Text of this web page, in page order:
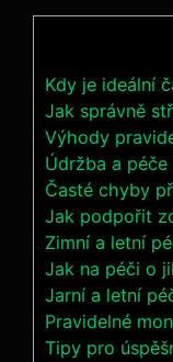
Kdy je ideální
Jak správně
Výhody
Údržba a
Časté chyby
Jak podpořit
Zimní a letní
Jak na péči o
Jarní a letní
Pravidelné
Tipy pro